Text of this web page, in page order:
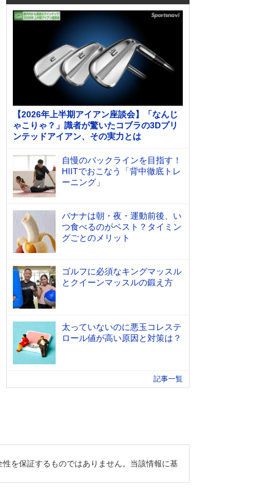
【2026年上半期アイアン座談会】「なんじ
ゃこりゃ？」識者が驚いたコブラの3Dプリ
ンテッドアイアン、その実力とは
自慢のバックラインを目指す！
HIITでおこなう「背中徹底トレ
ーニング」
バナナは朝・夜・運動前後、い
つ食べるのがベスト？タイミン
グごとのメリット
ゴルフに必須なキングマッスル
とクイーンマッスルの鍛え方
太っていないのに悪玉コレステ
ロール値が高い原因と対策は？
記事一覧
を保証するものではありません。当該情報に基